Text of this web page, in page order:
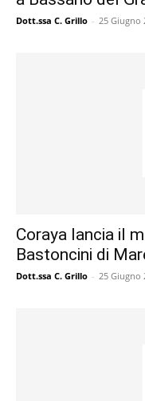
Dott.ssa C. Grillo - 25 Giugno
Coraya lancia il
Bastoncini di
Dott.ssa C. Grillo - 25 Giugno